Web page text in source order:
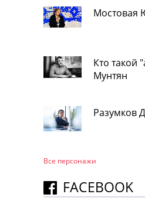
Мостовая
Кто такой
Мунтян
Разумков
Все персонажи
FACEBOOK